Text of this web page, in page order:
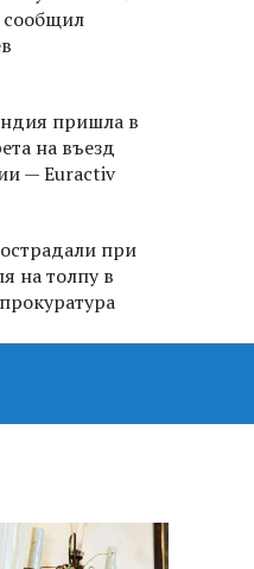
сообщил
пришла в
на въезд
— Euractiv
при
на толпу в